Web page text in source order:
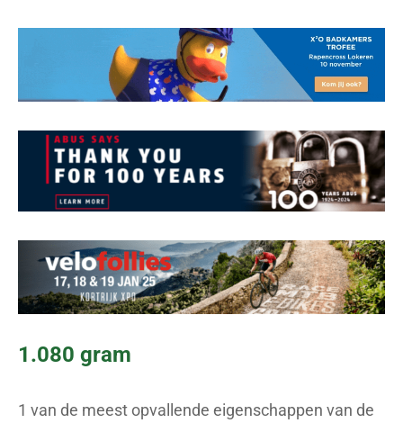
1.080 gram
1 van de meest opvallende eigenschappen van de